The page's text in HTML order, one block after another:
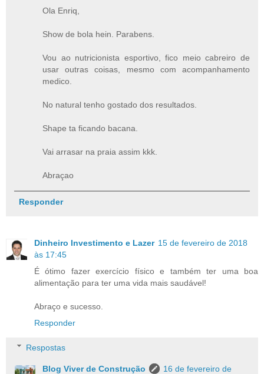
Ola Enriq,
Show de bola hein. Parabens.
Vou ao nutricionista esportivo, fico meio cabreiro de
usar outras coisas, mesmo com acompanhamento
medico.
No natural tenho gostado dos resultados.
Shape ta ficando bacana.
Vai arrasar na praia assim kkk.
Abraçao
Responder
Dinheiro Investimento e Lazer 15 de fevereiro de 2018
às 17:45
É ótimo fazer exercício físico e também ter uma boa
alimentação para ter uma vida mais saudável!
Abraço e sucesso.
Responder
Respostas
Blog Viver de Construção
16 de fevereiro de